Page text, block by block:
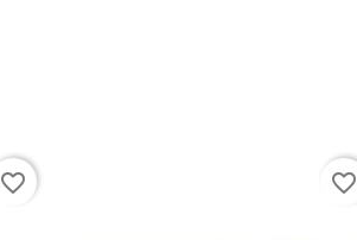
favorite_border favorite_border